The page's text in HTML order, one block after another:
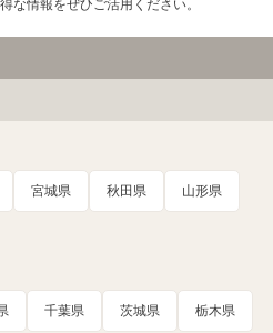
な情報をぜひご活用ください。
宮城県 秋田県 山形県
千葉県 茨城県 栃木県